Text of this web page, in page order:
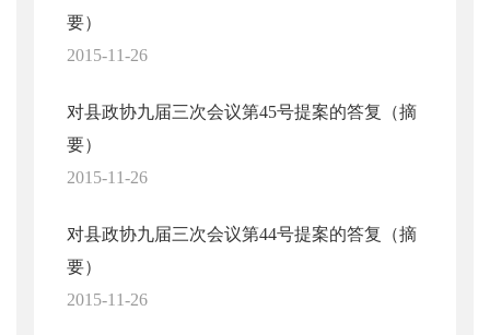
要）
2015-11-26
对县政协九届三次会议第45号提案的答复（摘
要）
2015-11-26
对县政协九届三次会议第44号提案的答复（摘
要）
2015-11-26